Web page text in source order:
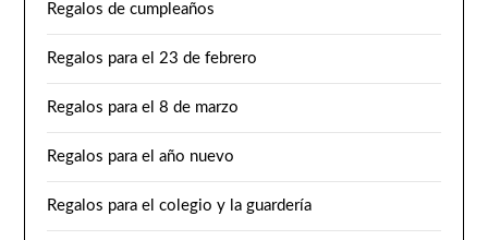
Regalos de cumpleaños
Regalos para el 23 de febrero
Regalos para el 8 de marzo
Regalos para el año nuevo
Regalos para el colegio y la guardería